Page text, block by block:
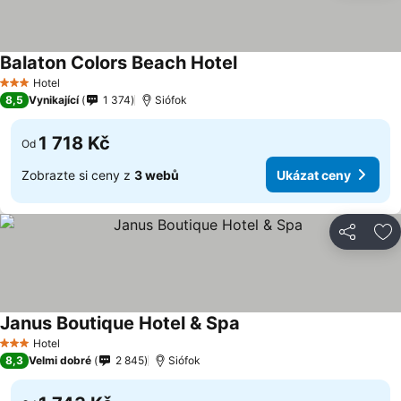
3 Počet hvězdiček
Hotel
Balaton Colors Beach Hotel
8,5 Vynikající 1 374 Siófok
Od 1 718 Kč
Zobrazte si ceny z 3 webů Ukázat ceny
Sdílet
3 Počet hvězdiček
Hotel
Janus Boutique Hotel & Spa
8,3 Velmi dobré 2 845 Siófok